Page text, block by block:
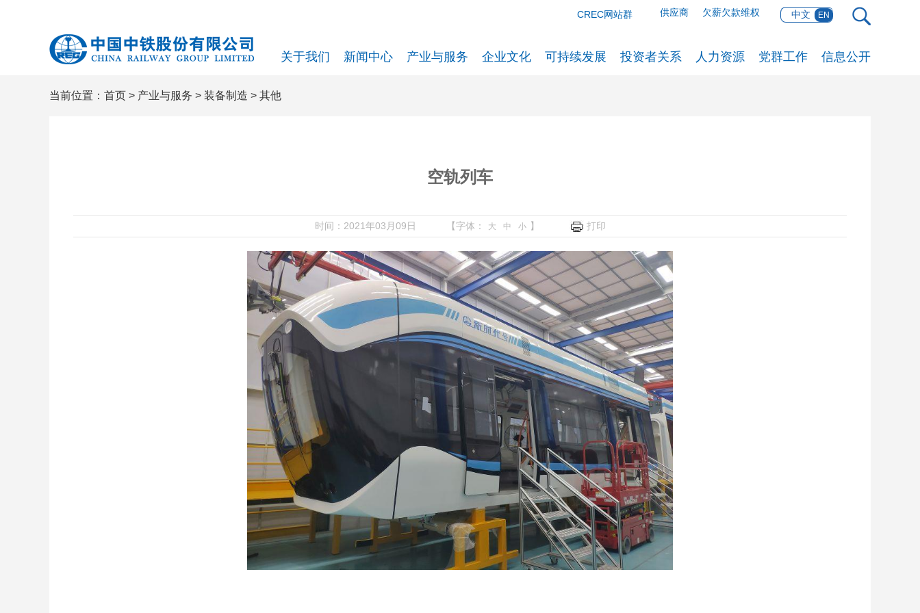
中文 EN
欠薪欠款维权
供应商
CREC网站群
关于我们 新闻中心 产业与服务 企业文化 可持续发展 投资者关系 人力资源 党群工作 信息公开
当前位置： 首页 > 产业与服务 > 装备制造 > 其他
空轨列车
时间：2021年03月09日 【字体： 大 中 小 】 打印